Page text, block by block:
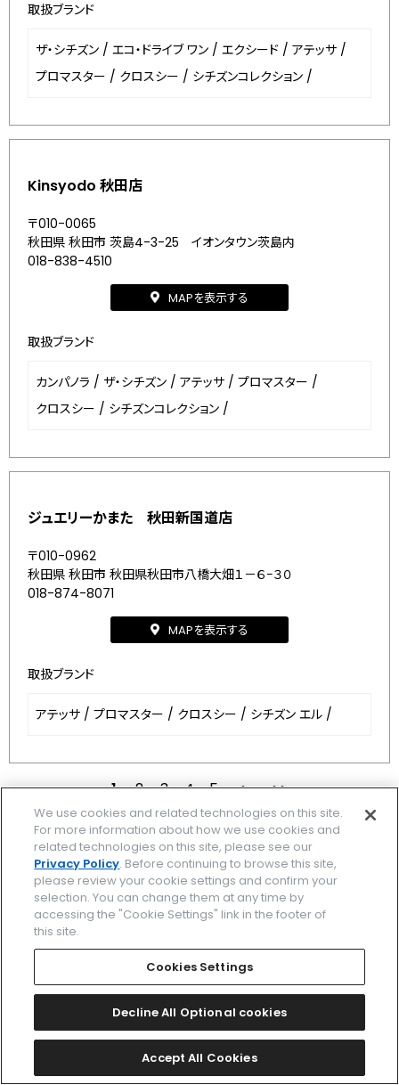
取扱ブランド
ザ・シチズン / エコ・ドライブ ワン / エクシード / アテッサ /
プロマスター / クロスシー / シチズンコレクション /
Kinsyodo 秋田店
〒010-0065
秋田県 秋田市 茨島4-3-25 イオンタウン茨島内
018-838-4510
MAPを表示する
取扱ブランド
カンパノラ / ザ・シチズン / アテッサ / プロマスター /
クロスシー / シチズンコレクション /
ジュエリーかまた 秋田新国道店
〒010-0962
秋田県 秋田市 秋田県秋田市八橋大畑１－６−３０
018-874-8071
MAPを表示する
取扱ブランド
アテッサ / プロマスター / クロスシー / シチズン エル /
1 2 3 4 5 次 最後
ブランド一覧
関連ブランド一覧
We use cookies and related technologies on this site.
For more information about how we use cookies and
related technologies on this site, please see our
Privacy Policy. Before continuing to browse this site,
please review your cookie settings and confirm your
selection. You can change them at any time by
accessing the "Cookie Settings" link in the footer of
this site.
Cookies Settings
Decline All Optional cookies
Accept All Cookies